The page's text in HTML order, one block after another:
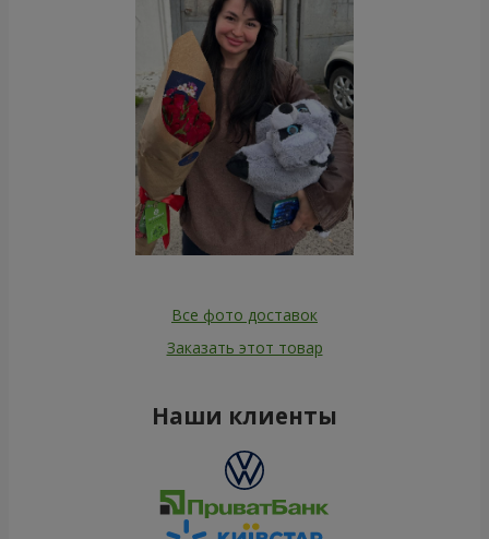
Все фото доставок
Заказать этот товар
Наши клиенты